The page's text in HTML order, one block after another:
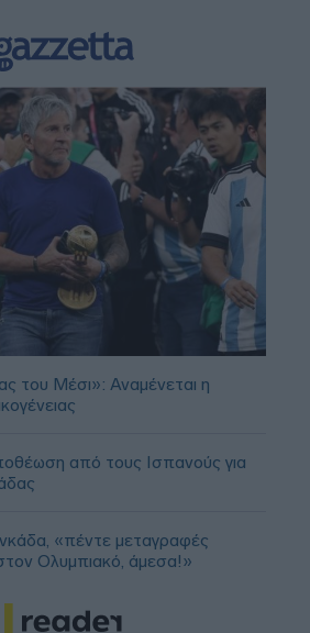
του Μέσι»: Αναμένεται η
από τους Ισπανούς για
«πέντε μεταγραφές
Ολυμπιακό, άμεσα!»